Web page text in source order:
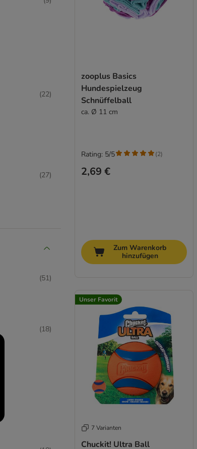
(22)
(27)
(51)
(18)
zooplus Basics
Hundespielzeug
Schnüffelball
ca. Ø 11 cm
2,69 €
Rating: 5/5 (2)
Zum Warenkorb
hinzufügen
Unser Favorit
7 Varianten
Chuckit! Ultra Ball